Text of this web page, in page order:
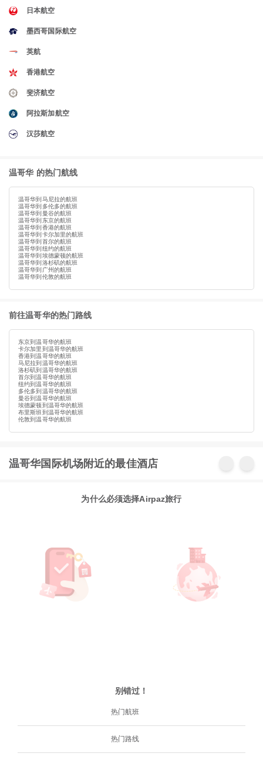
日本航空
墨西哥国际航空
英航
香港航空
斐济航空
阿拉斯加航空
汉莎航空
温哥华 的热门航线
温哥华到马尼拉的航班
温哥华到多伦多的航班
温哥华到曼谷的航班
温哥华到东京的航班
温哥华到香港的航班
温哥华到卡尔加里的航班
温哥华到首尔的航班
温哥华到纽约的航班
温哥华到埃德蒙顿的航班
温哥华到洛杉矶的航班
温哥华到广州的航班
温哥华到伦敦的航班
前往温哥华的热门路线
东京到温哥华的航班
卡尔加里到温哥华的航班
香港到温哥华的航班
马尼拉到温哥华的航班
洛杉矶到温哥华的航班
首尔到温哥华的航班
纽约到温哥华的航班
多伦多到温哥华的航班
曼谷到温哥华的航班
埃德蒙顿到温哥华的航班
布里斯班到温哥华的航班
伦敦到温哥华的航班
温哥华国际机场附近的最佳酒店
为什么必须选择Airpaz旅行
别错过！
热门航班
热门路线